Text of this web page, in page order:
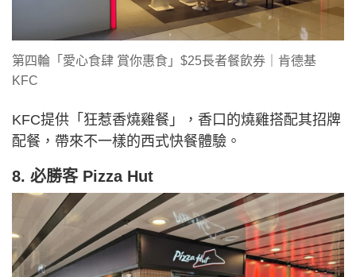
第四輪「愛心食肆 賞你惠食」$25長者餐飲券｜肯德基
KFC
KFC提供「狂惹香燒雞餐」，香口的燒雞搭配其招牌
配餐，帶來不一樣的西式快餐體驗。
8. 必勝客 Pizza Hut